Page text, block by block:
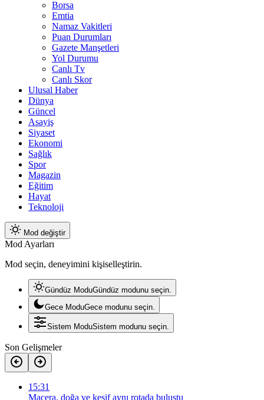
Borsa
Emtia
Namaz Vakitleri
Puan Durumları
Gazete Manşetleri
Yol Durumu
Canlı Tv
Canlı Skor
Ulusal Haber
Dünya
Güncel
Asayiş
Siyaset
Ekonomi
Sağlık
Spor
Magazin
Eğitim
Hayat
Teknoloji
Mod değiştir
Mod Ayarları
Mod seçin, deneyimini kişiselleştirin.
Gündüz ModuGündüz modunu seçin.
Gece ModuGece modunu seçin.
Sistem ModuSistem modunu seçin.
Son Gelişmeler
15:31
Macera, doğa ve keşif aynı rotada buluştu